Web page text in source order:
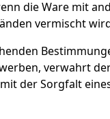
die Ware mit
vermischt
verwahrt
der Sorgfalt